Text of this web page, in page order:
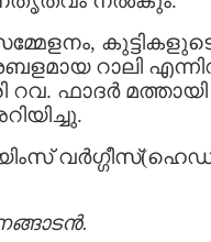
റാലി
റവ. ഫാദര്‍ മത്തായി